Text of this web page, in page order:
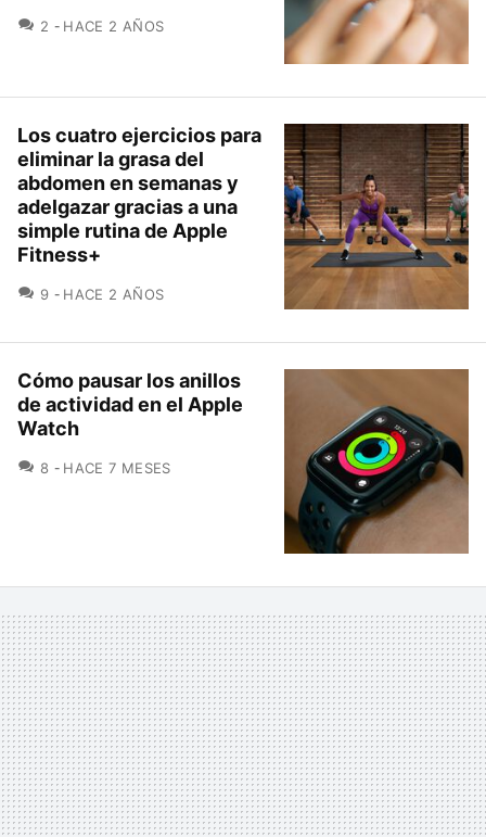
2 COMENTARIOS
HACE 2 AÑOS
Los cuatro ejercicios para
eliminar la grasa del
abdomen en semanas y
adelgazar gracias a una
simple rutina de Apple
Fitness+
9 COMENTARIOS
HACE 2 AÑOS
Cómo pausar los anillos
de actividad en el Apple
Watch
8 COMENTARIOS
HACE 7 MESES